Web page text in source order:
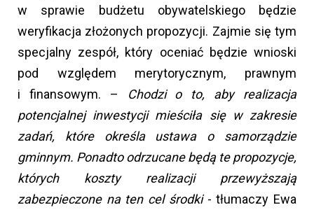
w sprawie budżetu obywatelskiego będzie
weryfikacja złożonych propozycji. Zajmie się tym
specjalny zespół, który oceniać będzie wnioski
pod względem merytorycznym, prawnym
i finansowym. –
Chodzi o to, aby realizacja
potencjalnej inwestycji mieściła się w zakresie
zadań, które określa ustawa o samorządzie
gminnym. Ponadto odrzucane będą te propozycje,
których koszty realizacji przewyższają
zabezpieczone na ten cel środki- tłumaczy Ewa